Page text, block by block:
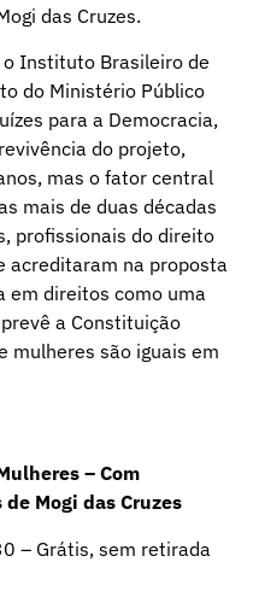
das Cruzes.
o Instituto Brasileiro de
do Ministério Público
para a Democracia,
do projeto,
mas o fator central
mais de duas décadas
profissionais do direito
acreditaram na proposta
em direitos como uma
a Constituição
mulheres são iguais em
– Com
Mogi das Cruzes
– Grátis, sem retirada